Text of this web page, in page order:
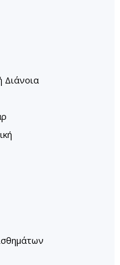
Διάνοια